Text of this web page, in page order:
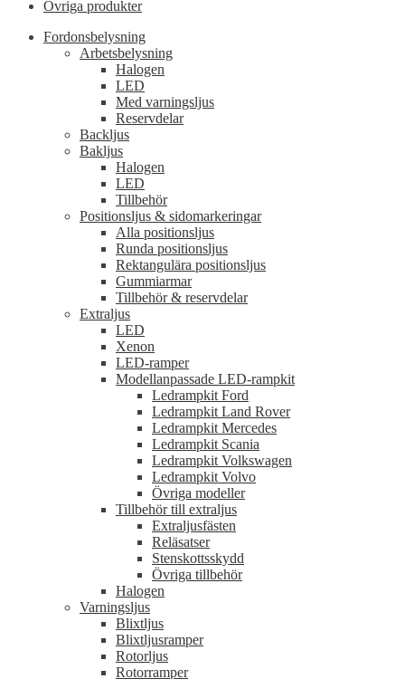
Övriga produkter
Fordonsbelysning
Arbetsbelysning
Halogen
LED
Med varningsljus
Reservdelar
Backljus
Bakljus
Halogen
LED
Tillbehör
Positionsljus & sidomarkeringar
Alla positionsljus
Runda positionsljus
Rektangulära positionsljus
Gummiarmar
Tillbehör & reservdelar
Extraljus
LED
Xenon
LED-ramper
Modellanpassade LED-rampkit
Ledrampkit Ford
Ledrampkit Land Rover
Ledrampkit Mercedes
Ledrampkit Scania
Ledrampkit Volkswagen
Ledrampkit Volvo
Övriga modeller
Tillbehör till extraljus
Extraljusfästen
Reläsatser
Stenskottsskydd
Övriga tillbehör
Halogen
Varningsljus
Blixtljus
Blixtljusramper
Rotorljus
Rotorramper